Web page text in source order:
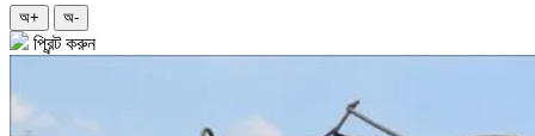
অ+ অ-
প্রিন্ট করুন